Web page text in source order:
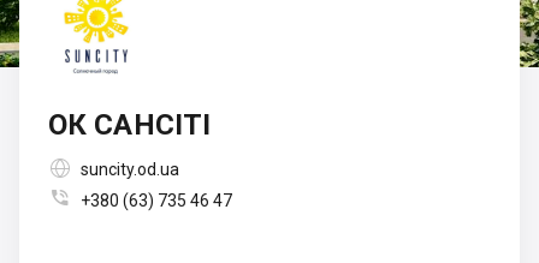
ОК САНСІТІ
 suncity.od.ua
 +380 (63) 735 46 47